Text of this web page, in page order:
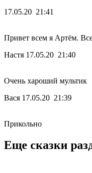
17.05.20 21:41
Привет всем я Артём.
Настя 17.05.20 21:40
Очень хароший мультик
Вася 17.05.20 21:39
Прикольно
Еще сказки